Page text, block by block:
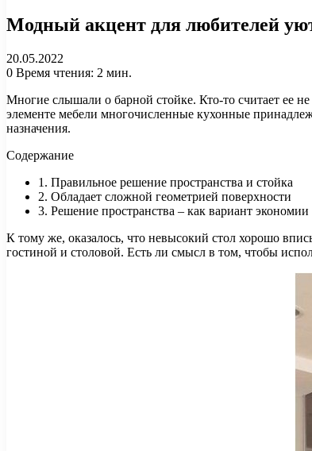
Модный акцент для любителей
20.05.2022
0 Время чтения: 2 мин.
Многие слышали о барной стойке. Кто-то считает ее
элементе мебели многочисленные кухонные
назначения.
Содержание
1. Правильное решение пространства и стойка
2. Обладает сложной геометрией поверхности
3. Решение пространства – как вариант экономии
К тому же, оказалось, что невысокий стол хорошо
гостиной и столовой. Есть ли смысл в том, чтобы